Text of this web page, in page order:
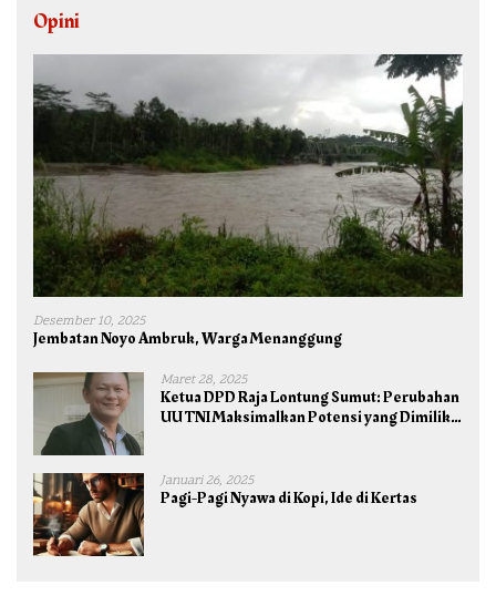
Opini
Desember 10, 2025
Jembatan Noyo Ambruk, Warga Menanggung
Maret 28, 2025
Ketua DPD Raja Lontung Sumut: Perubahan
UU TNI Maksimalkan Potensi yang Dimiliki
Januari 26, 2025
Pagi-Pagi Nyawa di Kopi, Ide di Kertas